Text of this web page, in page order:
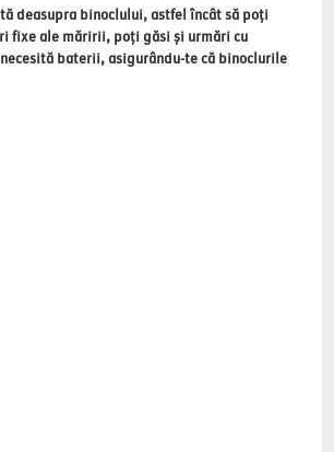
deasupra binoclului, astfel încât să poți
fixe ale măririi, poți găsi și urmări cu
baterii, asigurându-te că binoclurile